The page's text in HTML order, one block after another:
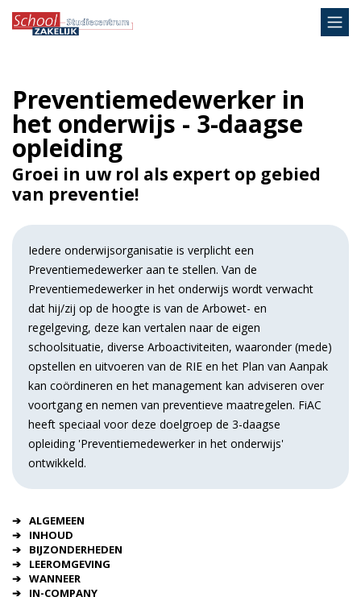
Preventiemedewerker in
het onderwijs - 3-daagse
opleiding
Groei in uw rol als expert op gebied
van preventie!
Iedere onderwijsorganisatie is verplicht een
Preventiemedewerker aan te stellen. Van de
Preventiemedewerker in het onderwijs wordt verwacht
dat hij/zij op de hoogte is van de Arbowet- en
regelgeving, deze kan vertalen naar de eigen
schoolsituatie, diverse Arboactiviteiten, waaronder (mede)
opstellen en uitvoeren van de RIE en het Plan van Aanpak
kan coördineren en het management kan adviseren over
voortgang en nemen van preventieve maatregelen. FiAC
heeft speciaal voor deze doelgroep de 3-daagse
opleiding 'Preventiemedewerker in het onderwijs'
ontwikkeld.
ALGEMEEN
INHOUD
BIJZONDERHEDEN
LEEROMGEVING
WANNEER
IN-COMPANY